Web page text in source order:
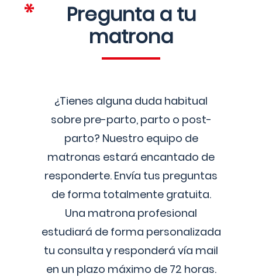
Pregunta a tu
matrona
¿Tienes alguna duda habitual
sobre pre-parto, parto o post-
parto? Nuestro equipo de
matronas estará encantado de
responderte. Envía tus preguntas
de forma totalmente gratuita.
Una matrona profesional
estudiará de forma personalizada
tu consulta y responderá vía mail
en un plazo máximo de 72 horas.